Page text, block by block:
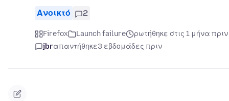
Ανοικτό 2
Firefox Launch failure
ρωτήθηκε στις 1 μήνα πριν
jbrαπαντήθηκε3 εβδομάδες πριν